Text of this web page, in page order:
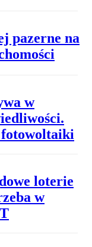
pazerne na
w
fotowoltaiki
loterie
w